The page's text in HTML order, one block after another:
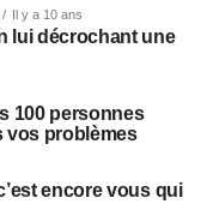
Il y a 10 ans
lui décrochant une
100 personnes
vos problèmes
encore vous qui